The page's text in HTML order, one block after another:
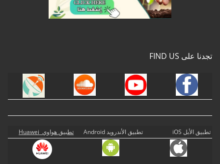
تجدنا على FIND US
تطبيق الأبل iOS تطبيق الأندرويد Android تطبيق هواوي Huawei